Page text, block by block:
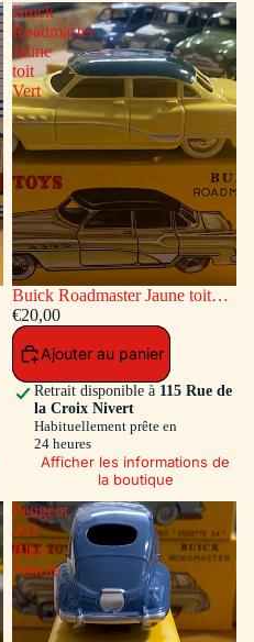
Buick
Roadmaster
Jaune
toit
Vert
Buick Roadmaster Jaune toit
Vert
€20,00
Ajouter au panier
Retrait disponible à 115 Rue de
la Croix Nivert
Habituellement prête en
24 heures
Afficher les informations de
la boutique
Peugeot
203
Bleu
Pétrole